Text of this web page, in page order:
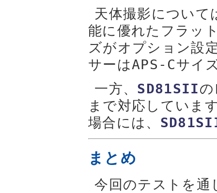
天体撮影について
能に優れたフラッ
ズがオプション設
サーはAPS-Cサイ
一方、 SD81SII
まで対応していま
場合には、
まとめ
今回のテストを通